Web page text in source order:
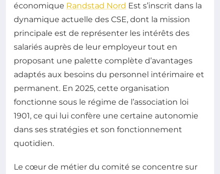
économique Randstad Nord Est s’inscrit dans la
dynamique actuelle des CSE, dont la mission
principale est de représenter les intérêts des
salariés auprès de leur employeur tout en
proposant une palette complète d’avantages
adaptés aux besoins du personnel intérimaire et
permanent. En 2025, cette organisation
fonctionne sous le régime de l’association loi
1901, ce qui lui confère une certaine autonomie
dans ses stratégies et son fonctionnement
quotidien.
Le cœur de métier du comité se concentre sur